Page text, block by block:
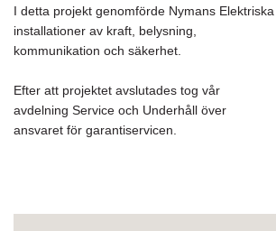
I detta projekt genomförde Nymans Elektriska
installationer av kraft, belysning,
kommunikation och säkerhet.
Efter att projektet avslutades tog vår
avdelning Service och Underhåll över
ansvaret för garantiservicen.